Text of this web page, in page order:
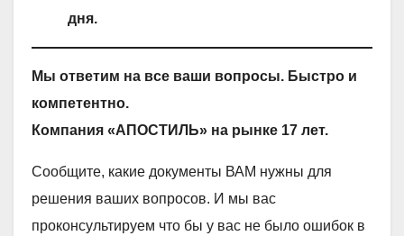
дня.
Мы ответим на все ваши вопросы. Быстро и
компетентно.
Компания «АПОСТИЛЬ» на рынке 17 лет.
Сообщите, какие документы ВАМ нужны для
решения ваших вопросов. И мы вас
проконсультируем что бы у вас не было ошибок в